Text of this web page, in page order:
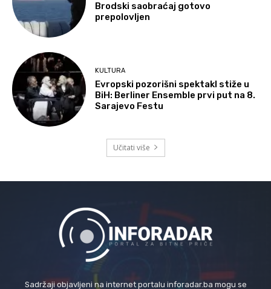
Brodski saobraćaj gotovo
prepolovljen
KULTURA
Evropski pozorišni spektakl stiže u
BiH: Berliner Ensemble prvi put na 8.
Sarajevo Festu
Učitati više
Sadržaji objavljeni na internet portalu inforadar.ba mogu se